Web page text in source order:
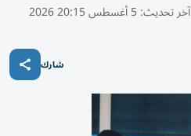
آخر تحديث:5 أغسطس 20:15 2026
شارك